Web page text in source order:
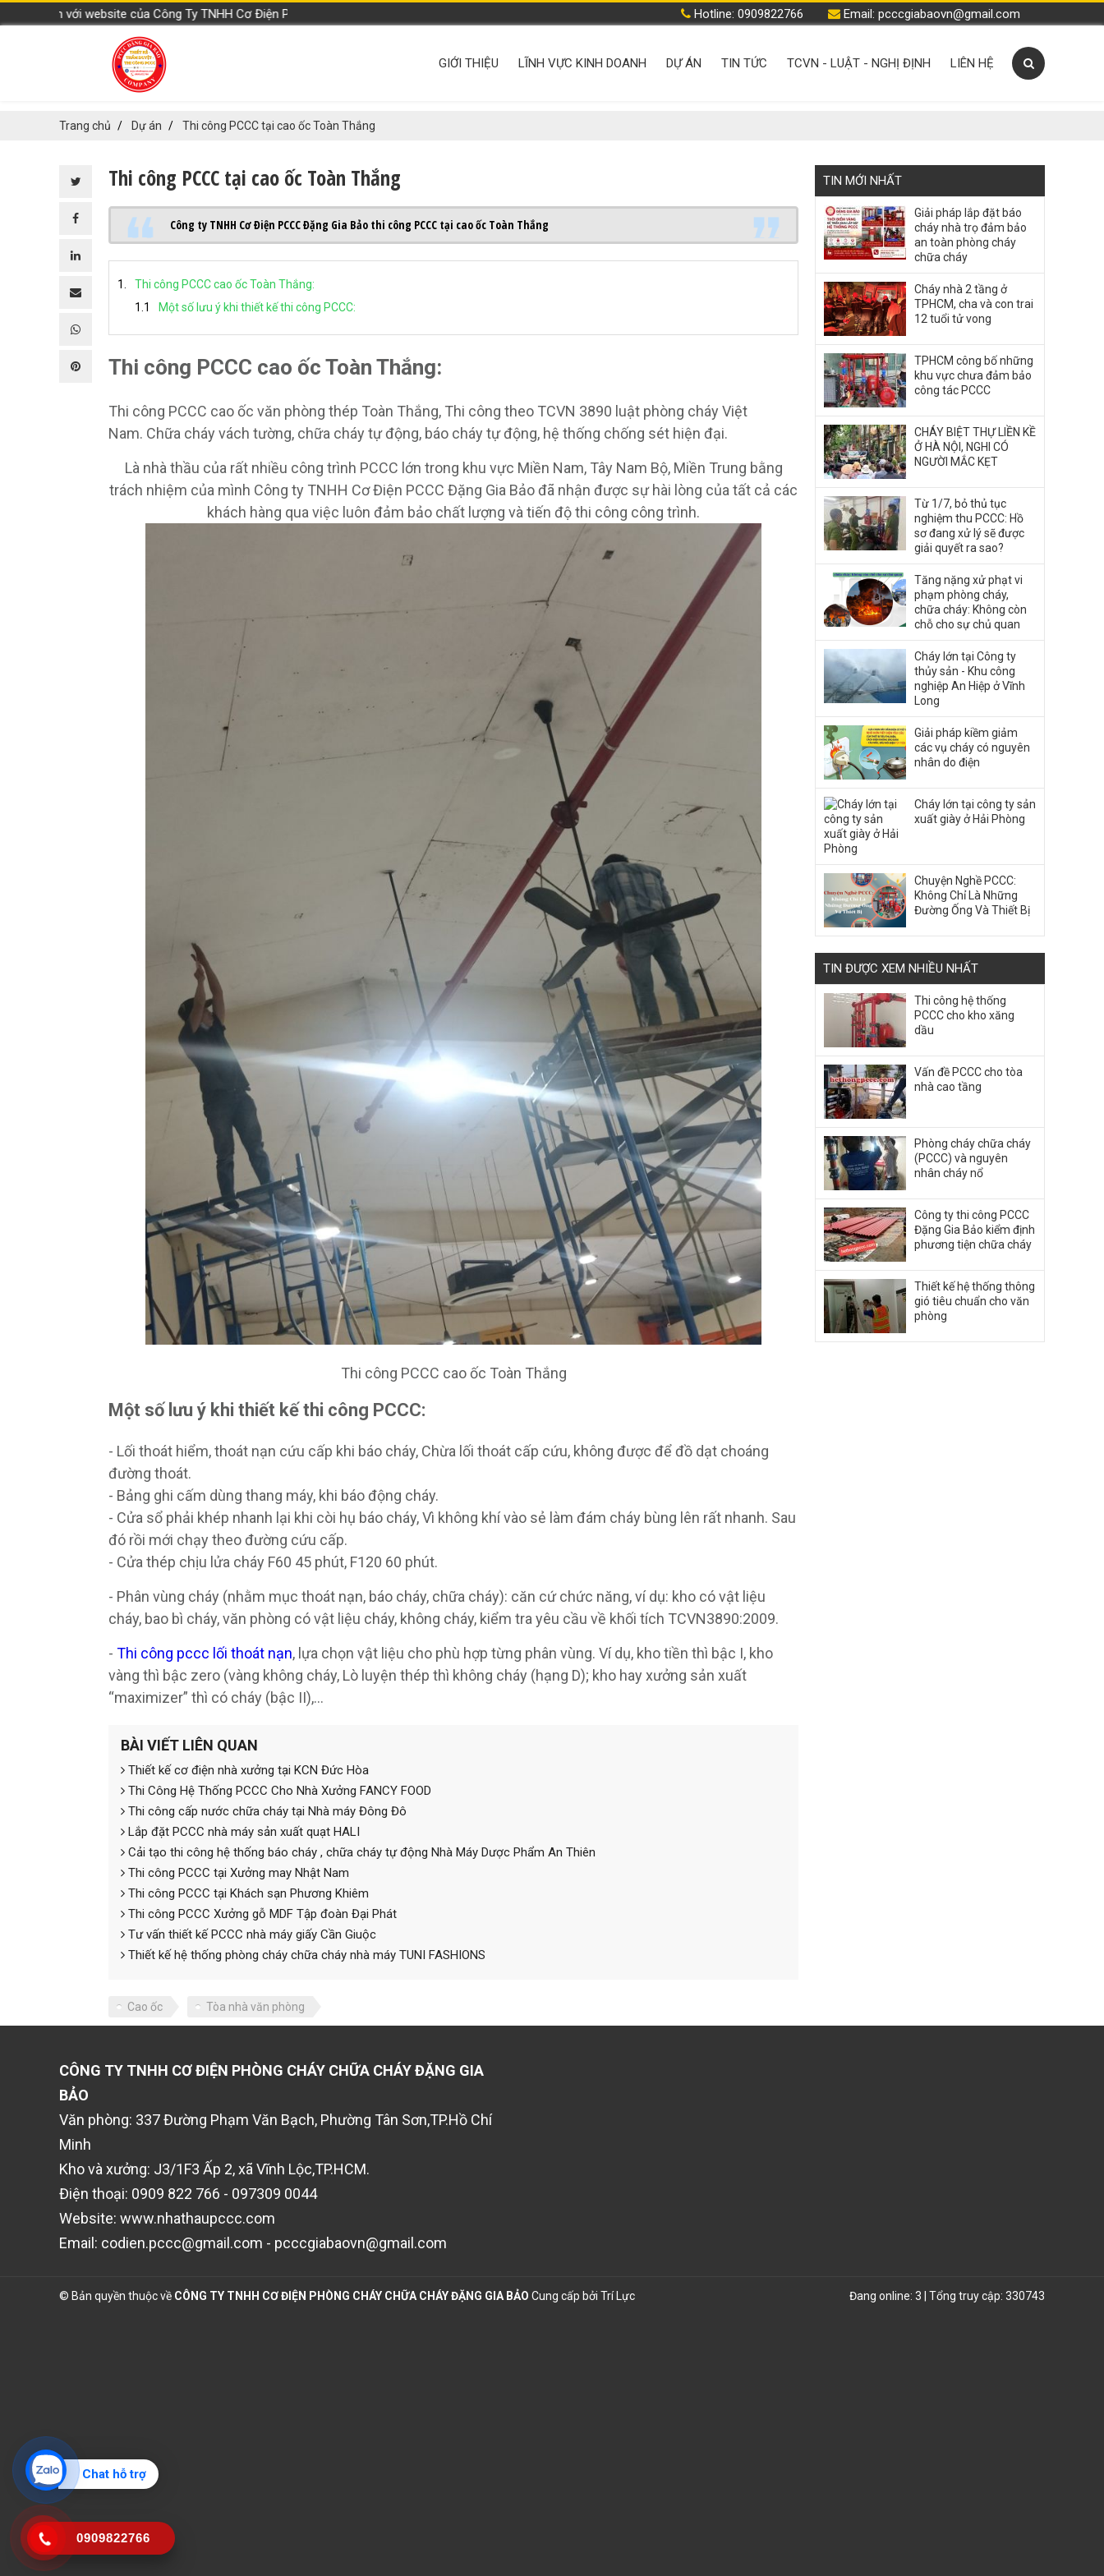
với website của Công Ty TNHH Cơ Điện PCCC Đặng Gia Bảo Hotline: 0909822766 Email: pcccgiabaovn@gmail.com
GIỚI THIỆU LĨNH VỰC KINH DOANH DỰ ÁN TIN TỨC TCVN - LUẬT - NGHỊ ĐỊNH LIÊN HỆ
Trang chủ Dự án Thi công PCCC tại cao ốc Toàn Thắng
Thi công PCCC tại cao ốc Toàn Thắng
Công ty TNHH Cơ Điện PCCC Đặng Gia Bảo thi công PCCC tại cao ốc Toàn Thắng
Thi công PCCC cao ốc Toàn Thắng:
Một số lưu ý khi thiết kế thi công PCCC:
Thi công PCCC cao ốc Toàn Thắng:
Thi công PCCC cao ốc văn phòng thép Toàn Thắng, Thi công theo TCVN 3890 luật phòng cháy Việt
Nam. Chữa cháy vách tường, chữa cháy tự động, báo cháy tự động, hệ thống chống sét hiện đại.
Là nhà thầu của rất nhiều công trình PCCC lớn trong khu vực Miền Nam, Tây Nam Bộ, Miền Trung bằng
trách nhiệm của mình Công ty TNHH Cơ Điện PCCC Đặng Gia Bảo đã nhận được sự hài lòng của tất cả các
khách hàng qua việc luôn đảm bảo chất lượng và tiến độ thi công công trình.
Thi công PCCC cao ốc Toàn Thắng
Một số lưu ý khi thiết kế thi công PCCC:
- Lối thoát hiểm, thoát nạn cứu cấp khi báo cháy, Chừa lối thoát cấp cứu, không được để đồ dạt choáng
đường thoát.
- Bảng ghi cấm dùng thang máy, khi báo động cháy.
- Cửa sổ phải khép nhanh lại khi còi hụ báo cháy, Vì không khí vào sẻ làm đám cháy bùng lên rất nhanh. Sau
đó rồi mới chạy theo đường cứu cấp.
- Cửa thép chịu lửa cháy F60 45 phút, F120 60 phút.
- Phân vùng cháy (nhằm mục thoát nạn, báo cháy, chữa cháy): căn cứ chức năng, ví dụ: kho có vật liệu
cháy, bao bì cháy, văn phòng có vật liệu cháy, không cháy, kiểm tra yêu cầu về khối tích TCVN3890:2009.
- Thi công pccc lối thoát nạn, lựa chọn vật liệu cho phù hợp từng phân vùng. Ví dụ, kho tiền thì bậc I, kho
vàng thì bậc zero (vàng không cháy, Lò luyện thép thì không cháy (hạng D); kho hay xưởng sản xuất
“maximizer” thì có cháy (bậc II),...
BÀI VIẾT LIÊN QUAN
Thiết kế cơ điện nhà xưởng tại KCN Đức Hòa
Thi Công Hệ Thống PCCC Cho Nhà Xưởng FANCY FOOD
Thi công cấp nước chữa cháy tại Nhà máy Đông Đô
Lắp đặt PCCC nhà máy sản xuất quạt HALI
Cải tạo thi công hệ thống báo cháy , chữa cháy tự động Nhà Máy Dược Phẩm An Thiên
Thi công PCCC tại Xưởng may Nhật Nam
Thi công PCCC tại Khách sạn Phương Khiêm
Thi công PCCC Xưởng gỗ MDF Tập đoàn Đại Phát
Tư vấn thiết kế PCCC nhà máy giấy Cần Giuộc
Thiết kế hệ thống phòng cháy chữa cháy nhà máy TUNI FASHIONS
Cao ốc Tòa nhà văn phòng
TIN MỚI NHẤT
Giải pháp lắp đặt báo
cháy nhà trọ đảm bảo
an toàn phòng cháy
chữa cháy
Cháy nhà 2 tầng ở
TPHCM, cha và con trai
12 tuổi tử vong
TPHCM công bố những
khu vực chưa đảm bảo
công tác PCCC
CHÁY BIỆT THỰ LIỀN KỀ
Ở HÀ NỘI, NGHI CÓ
NGƯỜI MẮC KẸT
Từ 1/7, bỏ thủ tục
nghiệm thu PCCC: Hồ
sơ đang xử lý sẽ được
giải quyết ra sao?
Tăng nặng xử phạt vi
phạm phòng cháy,
chữa cháy: Không còn
chỗ cho sự chủ quan
Cháy lớn tại Công ty
thủy sản - Khu công
nghiệp An Hiệp ở Vĩnh
Long
Giải pháp kiềm giảm
các vụ cháy có nguyên
nhân do điện
Cháy lớn tại công ty sản
xuất giày ở Hải Phòng
Chuyện Nghề PCCC:
Không Chỉ Là Những
Đường Ống Và Thiết Bị
TIN ĐƯỢC XEM NHIỀU NHẤT
Thi công hệ thống
PCCC cho kho xăng
dầu
Vấn đề PCCC cho tòa
nhà cao tầng
Phòng cháy chữa cháy
(PCCC) và nguyên
nhân cháy nổ
Công ty thi công PCCC
Đặng Gia Bảo kiểm định
phương tiện chữa cháy
Thiết kế hệ thống thông
gió tiêu chuẩn cho văn
phòng
CÔNG TY TNHH CƠ ĐIỆN PHÒNG CHÁY CHỮA CHÁY ĐẶNG GIA
BẢO
Văn phòng: 337 Đường Phạm Văn Bạch, Phường Tân Sơn,TP.Hồ Chí
Minh
Kho và xưởng: J3/1F3 Ấp 2, xã Vĩnh Lộc,TP.HCM.
Điện thoại: 0909 822 766 - 097309 0044
Website: www.nhathaupccc.com
Email: codien.pccc@gmail.com - pcccgiabaovn@gmail.com
© Bản quyền thuộc về CÔNG TY TNHH CƠ ĐIỆN PHÒNG CHÁY CHỮA CHÁY ĐẶNG GIA BẢO Cung cấp bởi Trí Lực Đang online: 3 | Tổng truy cập: 330743
Chat hỗ trợ
0909822766
ĐĂNG KÝ TƯ VẤN MIỄN PHÍ
HOÀN THÀNH
Đăng ký tư vấn trực tiếp 24/7:0909822766